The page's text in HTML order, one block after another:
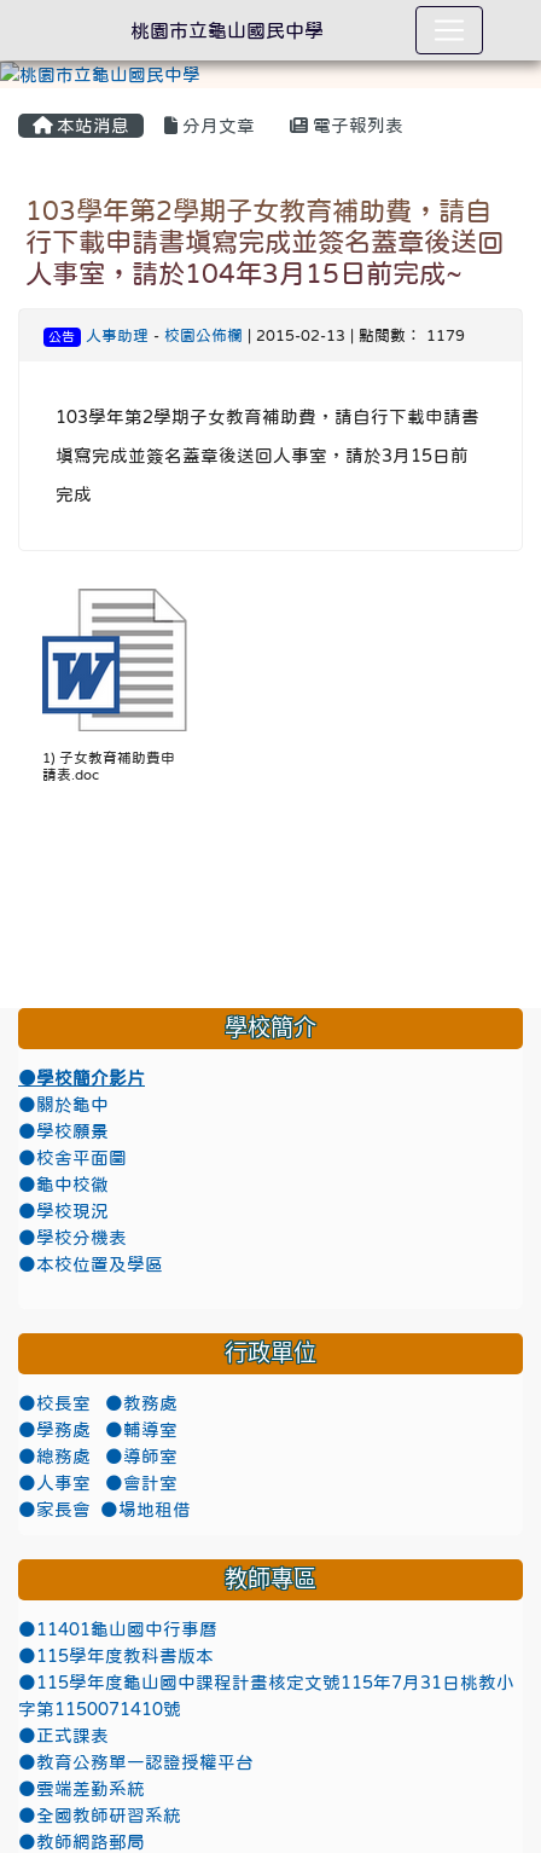
本站消息 分月文章 電子報列表
103學年第2學期子女教育補助費，請自
行下載申請書填寫完成並簽名蓋章後送回
人事室，請於104年3月15日前完成~
公告 人事助理 - 校園公佈欄 | 2015-02-13 | 點閱數： 1179
103學年第2學期子女教育補助費，請自行下載申請書
填寫完成並簽名蓋章後送回人事室，請於3月15日前
完成
1) 子女教育補助費申
請表.doc
學校簡介
●學校簡介影片
●關於龜中
●學校願景
●校舍平面圖
●龜中校徽
●學校現況
●學校分機表
●本校位置及學區
行政單位
●校長室
●教務處
●學務處
●輔導室
●總務處
●導師室
●人事室
●會計室
●家長會
●場地租借
教師專區
●11401龜山國中行事曆
●115學年度教科書版本
●115學年度龜山國中課程計畫核定文號115年7月31日桃教小
字第1150071410號
●正式課表
●教育公務單一認證授權平台
●雲端差勤系統
●全國教師研習系統
●教師網路郵局
桃園市立龜山國民中學